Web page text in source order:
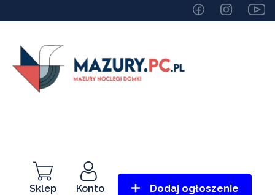
Sklep Konto Dodaj ogłoszenie